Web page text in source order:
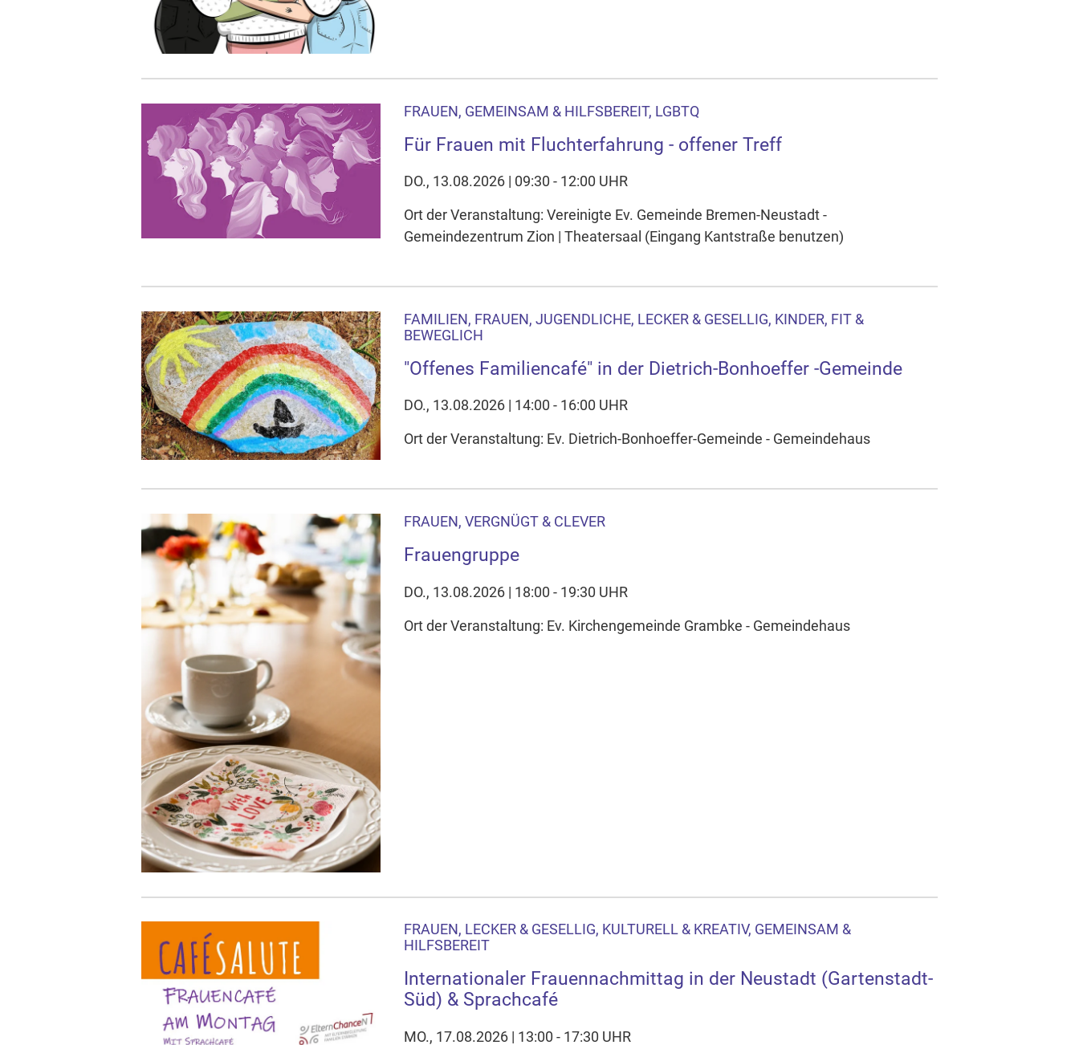
FRAUEN, GEMEINSAM & HILFSBEREIT, LGBTQ
Für Frauen mit Fluchterfahrung - offener Treff
DO., 13.08.2026 | 09:30 - 12:00 UHR
Ort der Veranstaltung: Vereinigte Ev. Gemeinde Bremen-Neustadt -
Gemeindezentrum Zion | Theatersaal (Eingang Kantstraße benutzen)
FAMILIEN, FRAUEN, JUGENDLICHE, LECKER & GESELLIG, KINDER, FIT &
BEWEGLICH
"Offenes Familiencafé" in der Dietrich-Bonhoeffer -Gemeinde
DO., 13.08.2026 | 14:00 - 16:00 UHR
Ort der Veranstaltung: Ev. Dietrich-Bonhoeffer-Gemeinde - Gemeindehaus
FRAUEN, VERGNÜGT & CLEVER
Frauengruppe
DO., 13.08.2026 | 18:00 - 19:30 UHR
Ort der Veranstaltung: Ev. Kirchengemeinde Grambke - Gemeindehaus
FRAUEN, LECKER & GESELLIG, KULTURELL & KREATIV, GEMEINSAM &
HILFSBEREIT
Internationaler Frauennachmittag in der Neustadt (Gartenstadt-
Süd) & Sprachcafé
MO., 17.08.2026 | 13:00 - 17:30 UHR